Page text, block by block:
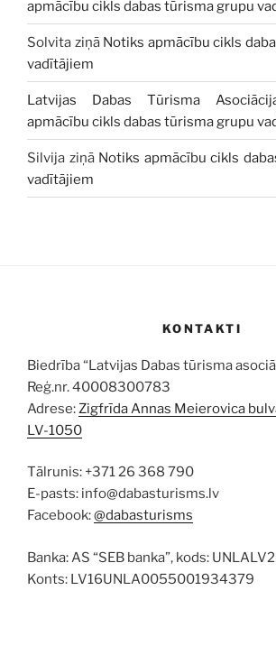
apmācību cikls dabas tūrisma grupu
Solvita ziņā Notiks apmācību cikls
vadītājiem
Latvijas Dabas Tūrisma
apmācību cikls dabas tūrisma grupu
Silvija ziņā Notiks apmācību cikls
vadītājiem
KONTAKTI
Biedrība “Latvijas Dabas tūrisma
Reģ.nr. 40008300783
Adrese:Zigfrīda Annas Meierovica
LV-1050
Tālrunis: +371 26 368 790
E-pasts: info@dabasturisms.lv
Facebook:@dabasturisms
Banka: AS “SEB banka”, kods:
Konts: LV16UNLA0055001934379